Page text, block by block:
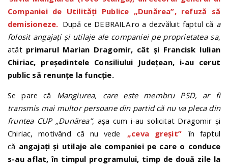
Companiei de Utilități Publice „Dunărea”, refuză să
demisioneze. După ce DEBRAILA.ro a dezvăluit faptul că a
folosit angajați și utilaje ale companiei pe proprietatea sa,
atât primarul Marian Dragomir, cât și Francisk Iulian
Chiriac, președintele Consiliului Județean, i-au cerut
public să renunțe la funcție.
Se pare că Mangiurea, care este membru PSD, ar fi
transmis mai multor persoane din partid că nu va pleca din
fruntea CUP „Dunărea”, așa cum i-au solicitat Dragomir și
Chiriac, motivând că nu vede
„ceva greșit”
în faptul
că angajați și utilaje ale companiei pe care o conduce
s-au aflat, în timpul programului, timp de două zile la